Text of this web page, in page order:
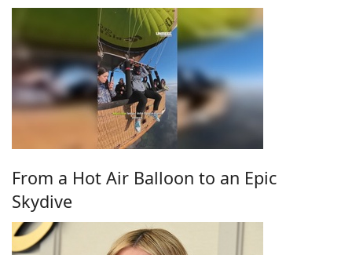
From a Hot Air Balloon to an Epic
Skydive